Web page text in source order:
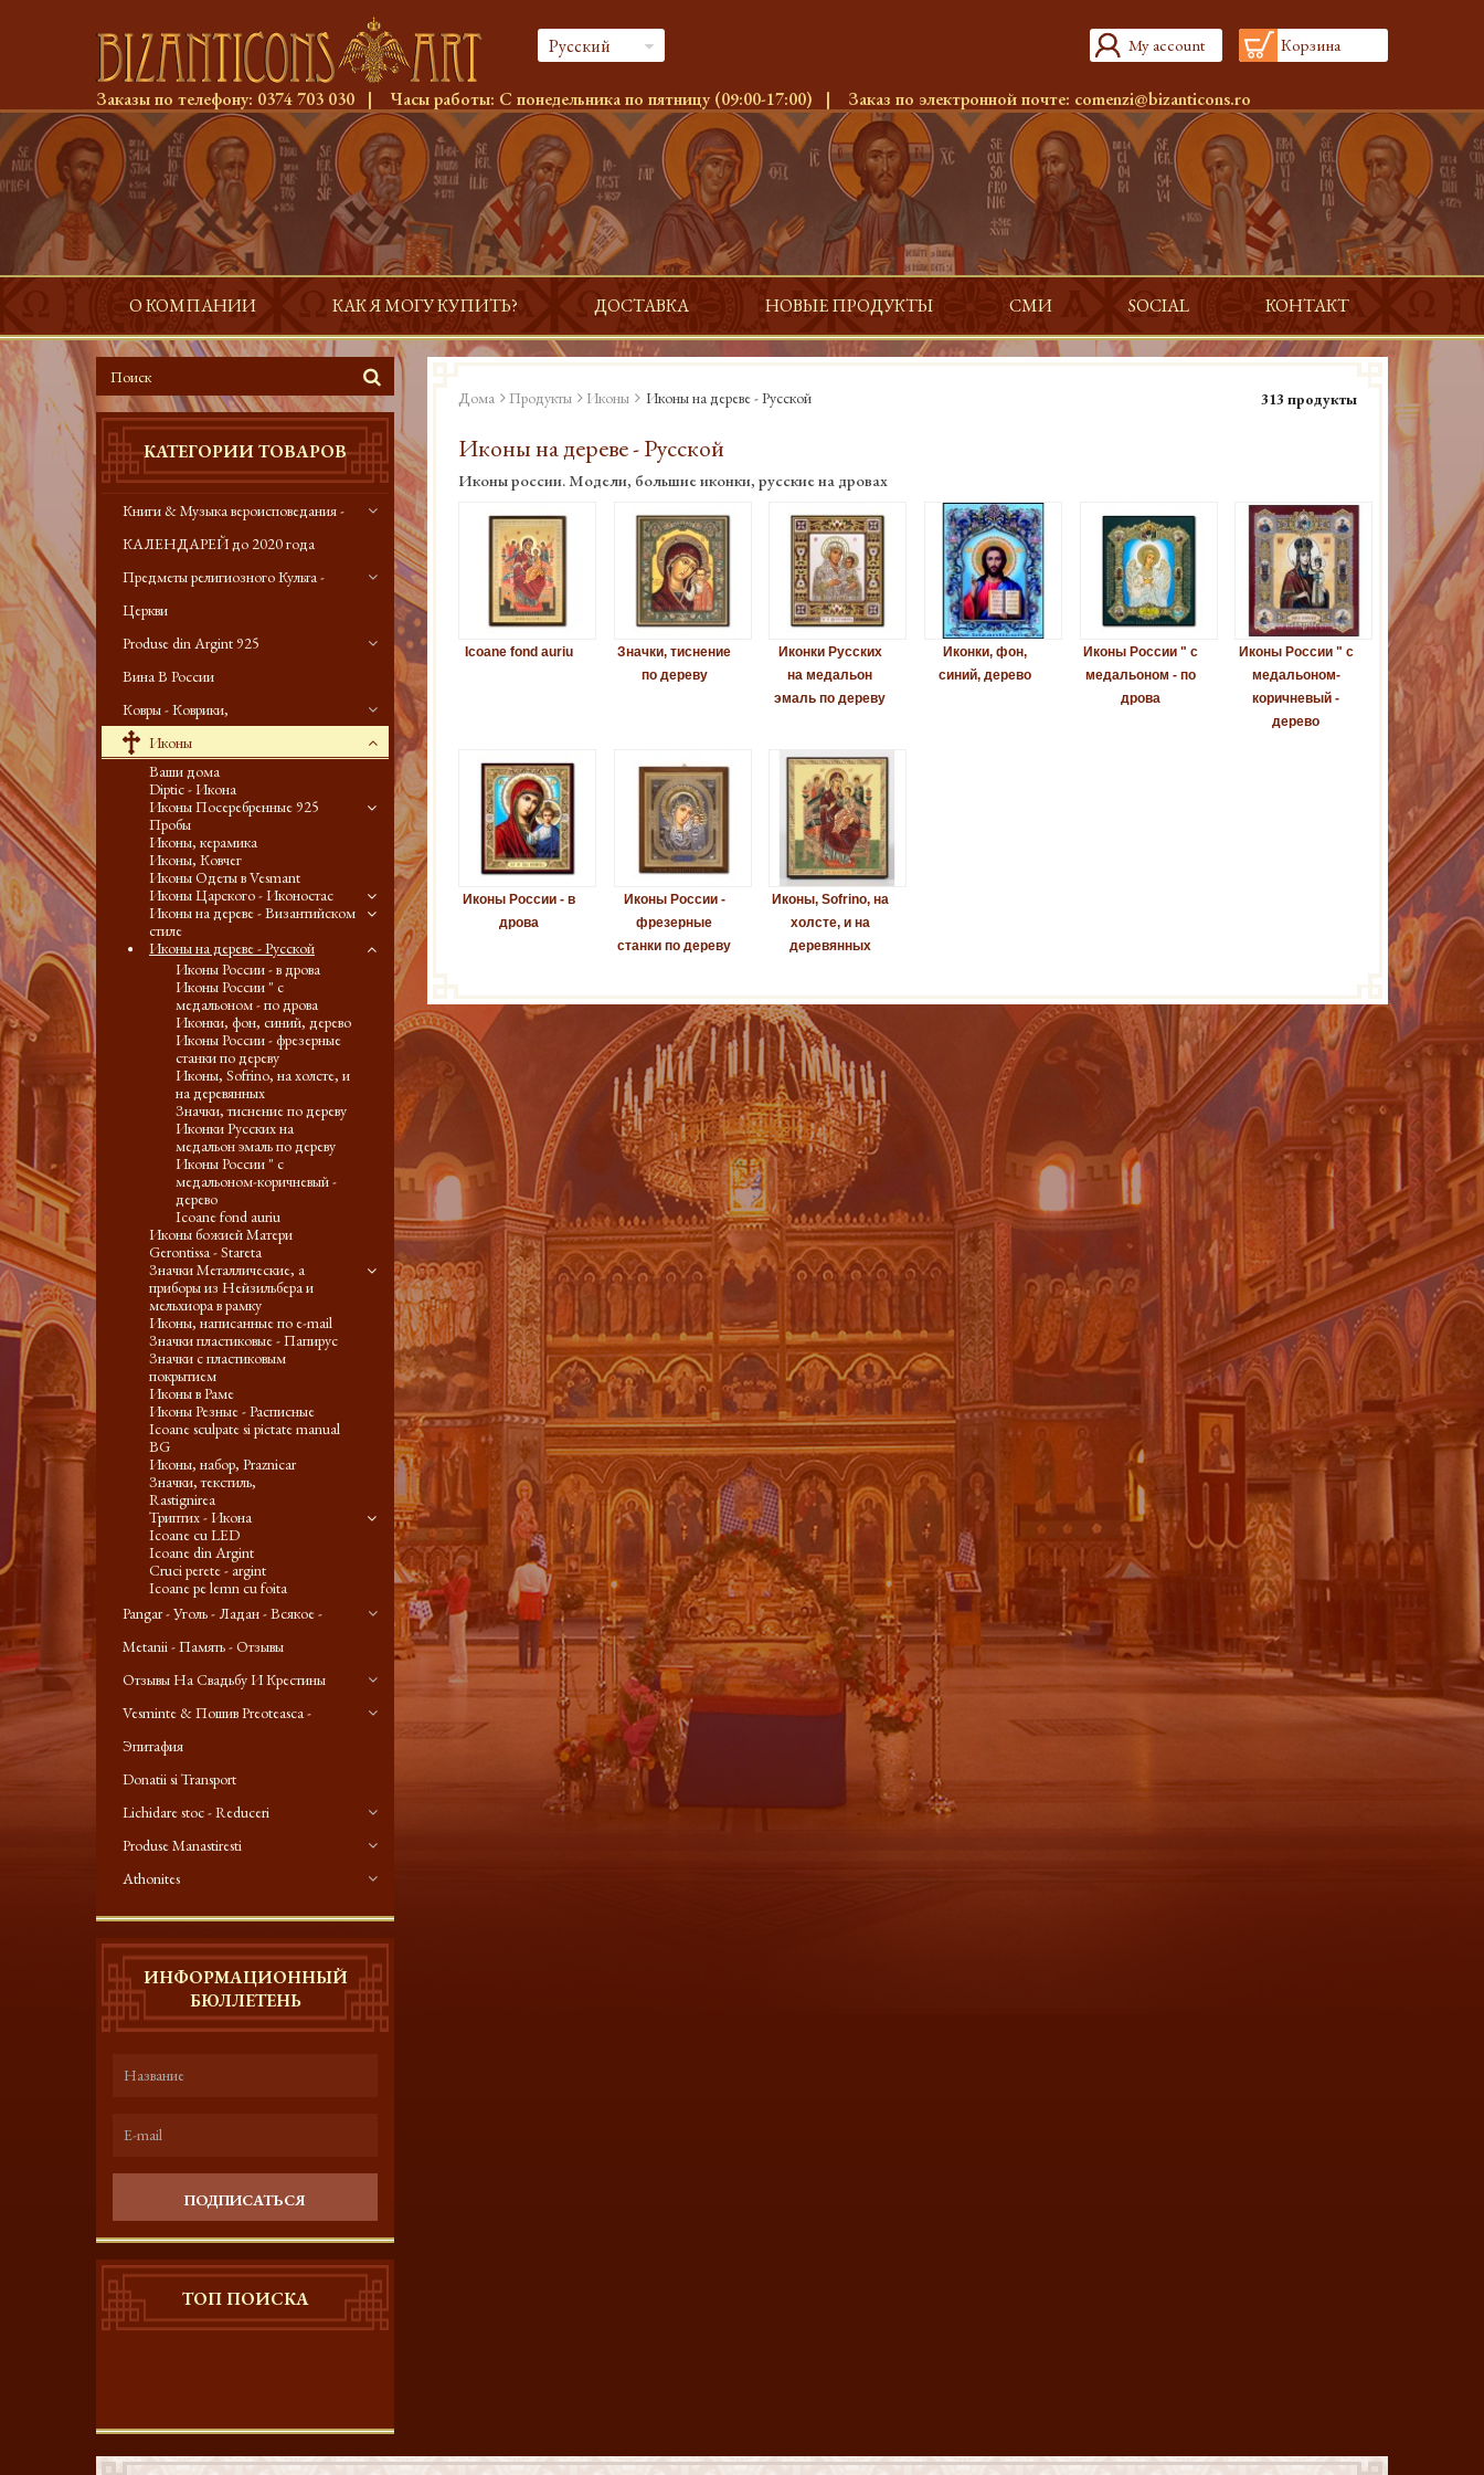
Русский My account Корзина
Заказы по телефону: 0374 703 030 | Часы работы: С понедельника по пятницу (09:00-17:00) | Заказ по электронной почте: comenzi@bizanticons.ro
О КОМПАНИИ КАК Я МОГУ КУПИТЬ? ДОСТАВКА НОВЫЕ ПРОДУКТЫ СМИ SOCIAL КОНТАКТ
КАТЕГОРИИ ТОВАРОВ
Книги & Музыка вероисповедания -
КАЛЕНДАРЕЙ до 2020 года
Предметы религиозного Культа -
Церкви
Produse din Argint 925
Вина В России
Ковры - Коврики,
Иконы
Ваши дома
Diptic - Икона
Иконы Посеребренные 925
Пробы
Иконы, керамика
Иконы, Ковчег
Иконы Одеты в Vesmant
Иконы Царского - Иконостас
Иконы на дереве - Византийском
стиле
Иконы на дереве - Русской
Иконы России - в дрова
Иконы России " с
медальоном - по дрова
Иконки, фон, синий, дерево
Иконы России - фрезерные
станки по дереву
Иконы, Sofrino, на холсте, и
на деревянных
Значки, тиснение по дереву
Иконки Русских на
медальон эмаль по дереву
Иконы России " с
медальоном-коричневый -
дерево
Icoane fond auriu
Иконы божией Матери
Gerontissa - Stareta
Значки Металлические, а
приборы из Нейзильбера и
мельхиора в рамку
Иконы, написанные по e-mail
Значки пластиковые - Папирус
Значки с пластиковым
покрытием
Иконы в Раме
Иконы Резные - Расписные
Icoane sculpate si pictate manual
BG
Иконы, набор, Praznicar
Значки, текстиль,
Rastignirea
Триптих - Икона
Icoane cu LED
Icoane din Argint
Cruci perete - argint
Icoane pe lemn cu foita
Pangar - Уголь - Ладан - Всякое -
Metanii - Память - Отзывы
Отзывы На Свадьбу И Крестины
Vesminte & Пошив Preoteasca -
Эпитафия
Donatii si Transport
Lichidare stoc - Reduceri
Produse Manastiresti
Athonites
ИНФОРМАЦИОННЫЙ
БЮЛЛЕТЕНЬ
ПОДПИСАТЬСЯ
ТОП ПОИСКА
Дома Продукты Иконы Иконы на дереве - Русской 313 продукты
Иконы на дереве - Русской
Иконы россии. Модели, большие иконки, русские на дровах
Icoane fond auriu
Значки, тиснение
по дереву
Иконки Русских
на медальон
эмаль по дереву
Иконки, фон,
синий, дерево
Иконы России " с
медальоном - по
дрова
Иконы России " с
медальоном-
коричневый -
дерево
Иконы России - в
дрова
Иконы России -
фрезерные
станки по дереву
Иконы, Sofrino, на
холсте, и на
деревянных